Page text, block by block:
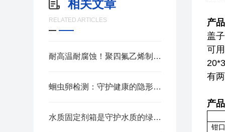
相关文章
RELATED ARTICLES
耐高温耐腐蚀！聚四氟乙烯制品的五大核心优势
蛔虫卵检测：守护健康的隐形防线
水质固定剂箱是守护水质的绿色先锋
产
盖
可
有
产
钳